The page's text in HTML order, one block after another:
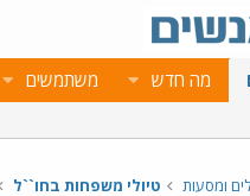
מה חדש משתמשים
ומסעות טיולי משפחות בחו``ל